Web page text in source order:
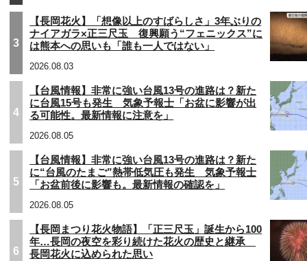
3
【長岡花火】「想像以上のすばらしさ」3年ぶりの
ナイアガラ×正三尺玉 復興願う“フェニックス”に
は熊本への思いも「誰も一人ではない」
2026.08.03
4
【台風情報】非常に強い台風13号の進路は？新た
に台風15号も発生 気象予報士「お盆に影響が出
る可能性。最新情報に注意を」
2026.08.05
5
【台風情報】非常に強い台風13号の進路は？新た
に“台風のたまご”熱帯低気圧も発生 気象予報士
「お盆前後に影響も。最新情報の確認を」
2026.08.05
6
【長岡まつり花火物語】「正三尺玉」誕生から100
年…長岡の夜空を彩り続けた花火の歴史と継承
長岡花火に込められた思い